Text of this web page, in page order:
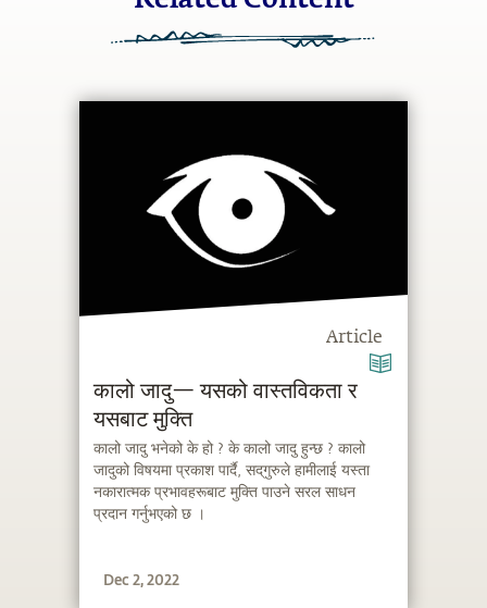
Article
कालो जादु— यसको वास्तविकता र
यसबाट मुक्ति
कालो जादु भनेको के हो ? के कालो जादु हुन्छ ? कालो
जादुको विषयमा प्रकाश पार्दै, सद्‌गुरुले हामीलाई यस्ता
नकारात्मक प्रभावहरूबाट मुक्ति पाउने सरल साधन
प्रदान गर्नुभएको छ ।
Dec 2, 2022